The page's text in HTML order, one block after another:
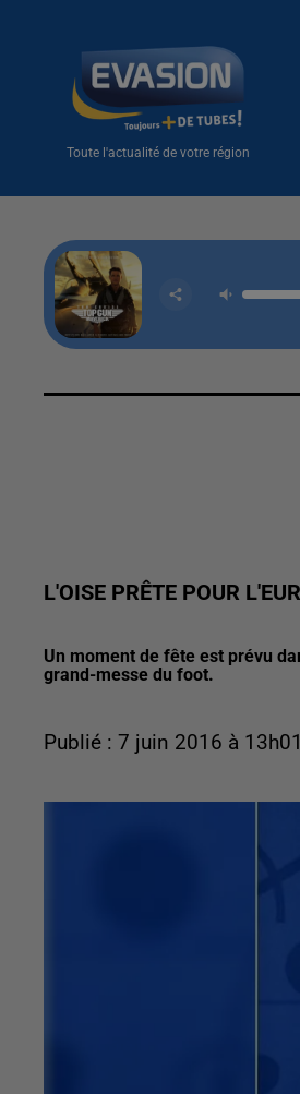
Toute l'actualité de votre région
L'OISE PRÊTE POUR
Un moment de fête est prévu
grand-messe du foot.
Publié : 7 juin 2016 à 13h01